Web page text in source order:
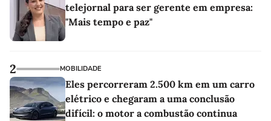
telejornal para ser gerente em empresa:
"Mais tempo e paz"
2 MOBILIDADE
Eles percorreram 2.500 km em um carro
elétrico e chegaram a uma conclusão
difícil: o motor a combustão continua